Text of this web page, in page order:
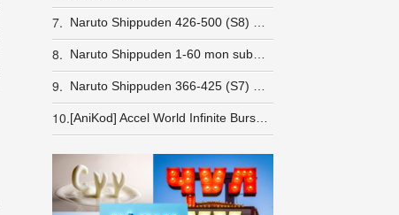
7.
8.
9.
10.